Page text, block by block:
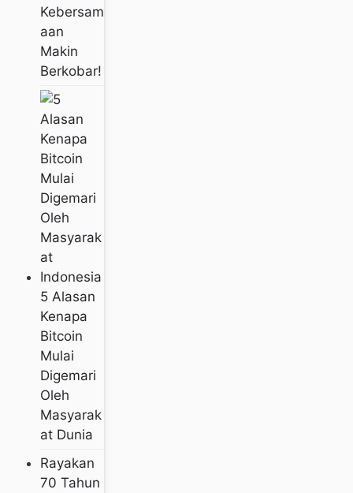
Kebersam
Aan
Makin
Berkobar!
5 Alasan
Kenapa
Bitcoin
Mulai
Digemari
Oleh
Masyarak
At Dunia
Rayakan
70 Tahun